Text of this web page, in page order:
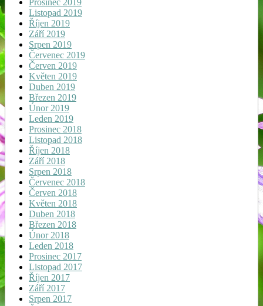
Prosinec 2019
Listopad 2019
Říjen 2019
Září 2019
Srpen 2019
Červenec 2019
Červen 2019
Květen 2019
Duben 2019
Březen 2019
Únor 2019
Leden 2019
Prosinec 2018
Listopad 2018
Říjen 2018
Září 2018
Srpen 2018
Červenec 2018
Červen 2018
Květen 2018
Duben 2018
Březen 2018
Únor 2018
Leden 2018
Prosinec 2017
Listopad 2017
Říjen 2017
Září 2017
Srpen 2017